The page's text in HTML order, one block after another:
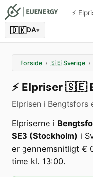
⚡️
🇩🇰DA▾
Forside › 🇸🇪 Sverige ›
⚡️ Elpriser🇸🇪
Elprisen i Bengtsfors
Elpriserne i
SE3 (Stockholm) i
er gennemsnitligt €
time kl. 13:00.